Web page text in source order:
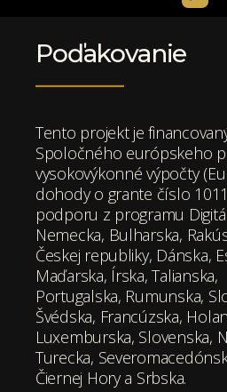
Poďakovanie
Tento projekt je
Spoločného európskeho
vysokovýkonné výpočty
dohody o grante číslo
podporu z programu
Nemecka, Bulharska,
Českej republiky, Dánska,
Maďarska, Írska, Talianska,
Portugalska, Rumunska,
Švédska, Francúzska,
Luxemburska, Slovenska,
Turecka,
Čiernej Hory a Srbska.